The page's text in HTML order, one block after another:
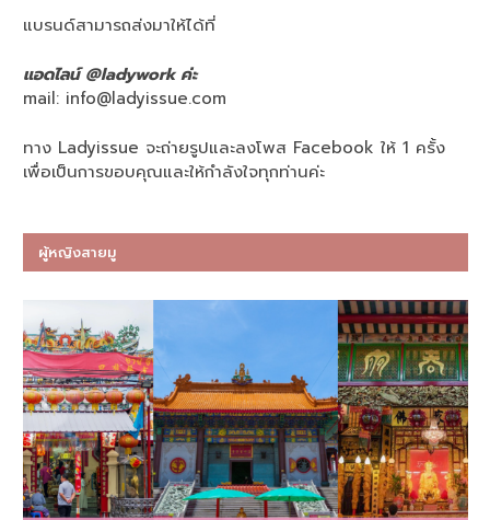
แบรนด์สามารถส่งมาให้ได้ที่
แอดไลน์ @ladywork ค่ะ
mail: info@ladyissue.com
ทาง Ladyissue จะถ่ายรูปและลงโพส Facebook ให้ 1 ครั้ง
เพื่อเป็นการขอบคุณและให้กำลังใจทุกท่านค่ะ
ผู้หญิงสายมู